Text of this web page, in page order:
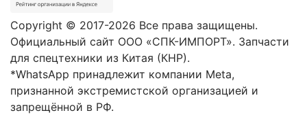
Copyright © 2017-2026 Все права защищены.
Официальный сайт ООО «СПК-ИМПОРТ». Запчасти
для спецтехники из Китая (КНР).
*WhatsApp принадлежит компании Meta,
признанной экстремистской организацией и
запрещённой в РФ.